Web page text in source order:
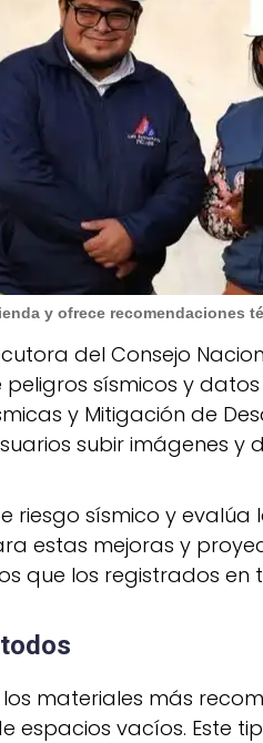
y ofrece recomendaciones
del Consejo
sísmicos y
y Mitigación de
subir imágenes
riesgo sísmico y
estas mejoras y
que los registrados en
materiales más
espacios vacíos. Este